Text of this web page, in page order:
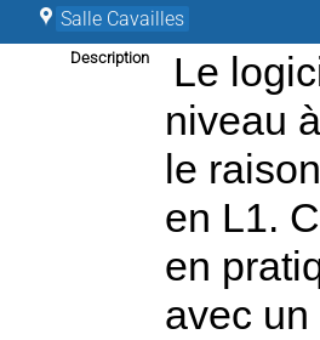
Salle Cavailles
Description
Le
niveau
le
en L1.
en
avec